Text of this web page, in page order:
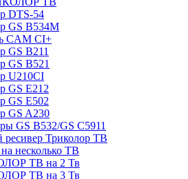
DTS-54
GS B534M
CAM CI+
GS B211
GS B521
U210CI
GS E212
GS E502
GS A230
GS B532/GS C5911
ресивер Триколор ТВ
несколько ТВ
ТВ на 2 Тв
ТВ на 3 Тв